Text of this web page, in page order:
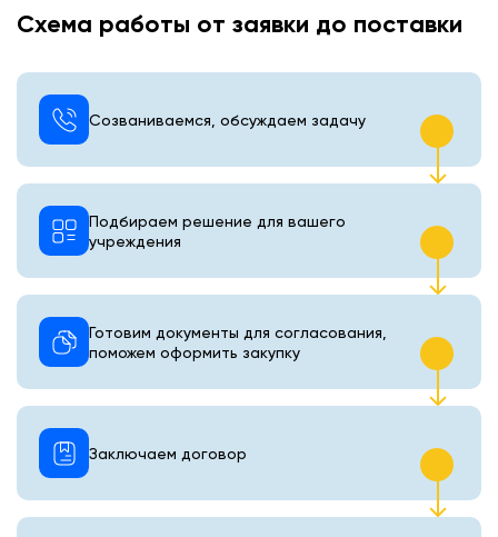
Схема работы от заявки до поставки
Созваниваемся, обсуждаем задачу
Подбираем решение для вашего
учреждения
Готовим документы для согласования,
поможем оформить закупку
Заключаем договор